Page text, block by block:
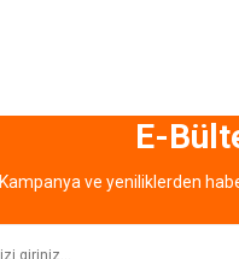
E-
Kampanya ve yeniliklerden